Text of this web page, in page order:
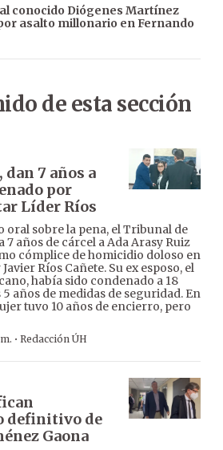
conocido Diógenes Martínez
asalto millonario en Fernando
de esta sección
7 años a
por
Líder Ríos
oral sobre la pena, el Tribunal de
años de cárcel a Ada Arasy Ruiz
cómplice de homicidio doloso en
Ríos Cañete. Su ex esposo, el
había sido condenado a 18
años de medidas de seguridad. En
tuvo 10 años de encierro, pero
· Redacción ÚH
definitivo de
Gaona